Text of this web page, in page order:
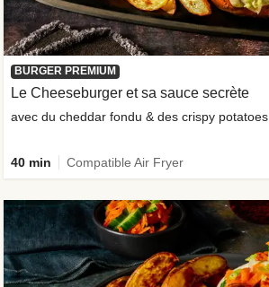
BURGER PREMIUM
Le Cheeseburger et sa sauce secrète
avec du cheddar fondu & des crispy potatoes
40 min Compatible Air Fryer